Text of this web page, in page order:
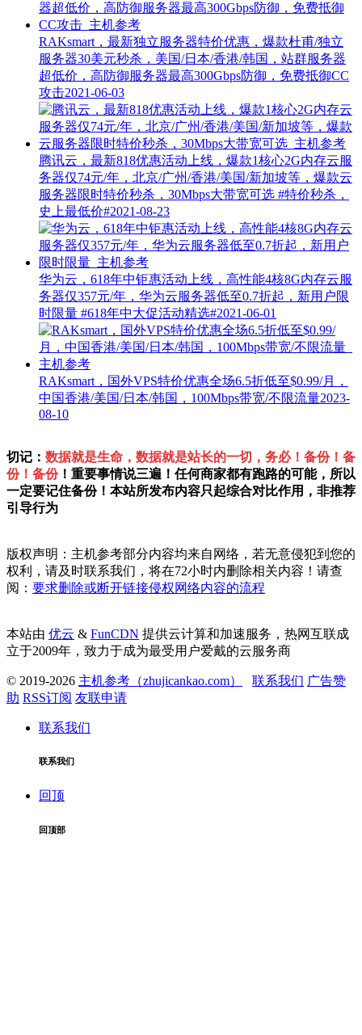
RAKsmart，最新独立服务器特价优惠，爆款杜甫/独立
服务器30美元秒杀，美国/日本/香港/韩国，站群服务器
超低价，高防御服务器最高300Gbps防御，免费抵御CC
攻击2021-06-03
腾讯云，最新818优惠活动上线，爆款1核心2G内存云服
务器仅74元/年，北京/广州/香港/美国/新加坡等，爆款云
服务器限时特价秒杀，30Mbps大带宽可选 #特价秒杀，
史上最低价#2021-08-23
华为云，618年中钜惠活动上线，高性能4核8G内存云服
务器仅357元/年，华为云服务器低至0.7折起，新用户限
时限量 #618年中大促活动精选#2021-06-01
RAKsmart，国外VPS特价优惠全场6.5折低至$0.99/月，
中国香港/美国/日本/韩国，100Mbps带宽/不限流量2023-
08-10
切记： 数据就是生命，数据就是站长的一切，务必！备份！备
份！备份！重要事情说三遍！任何商家都有跑路的可能，所以
一定要记住备份！本站所发布内容只起综合对比作用，非推荐
引导行为
版权声明：主机参考部分内容均来自网络，若无意侵犯到您的
权利，请及时联系我们，将在72小时内删除相关内容！请查
阅： 要求删除或断开链接侵权网络内容的流程
本站由 优云 & FunCDN 提供云计算和加速服务，热网互联成
立于2009年，致力于成为最受用户爱戴的云服务商
© 2019-2026 主机参考（zhujicankao.com） 联系我们 广告赞
助 RSS订阅 友联申请
联系我们
联系我们
回顶
回顶部